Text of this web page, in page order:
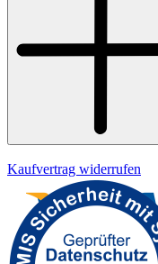
Kaufvertrag widerrufen